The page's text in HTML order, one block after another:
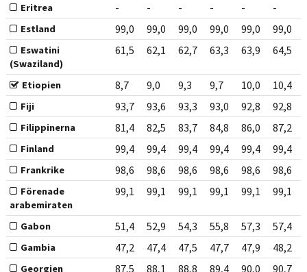
Eritrea - - - - - -
Estland 99,0 99,0 99,0 99,0 99,0 99,0
Eswatini
(Swaziland)
61,5 62,1 62,7 63,3 63,9 64,5
Etiopien 8,7 9,0 9,3 9,7 10,0 10,4
Fiji 93,7 93,6 93,3 93,0 92,8 92,8
Filippinerna 81,4 82,5 83,7 84,8 86,0 87,2
Finland 99,4 99,4 99,4 99,4 99,4 99,4
Frankrike 98,6 98,6 98,6 98,6 98,6 98,6
Förenade
arabemiraten
99,1 99,1 99,1 99,1 99,1 99,1
Gabon 51,4 52,9 54,3 55,8 57,3 57,4
Gambia 47,2 47,4 47,5 47,7 47,9 48,2
Georgien 87,5 88,1 88,8 89,4 90,0 90,7